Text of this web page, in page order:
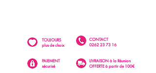
CONTACT
0262 23 73 16
TOUJOURS
plus de choix
PAIEMENT
sécurisé
LIVRAISON à la Réunion
OFFERTE à partir de 100€